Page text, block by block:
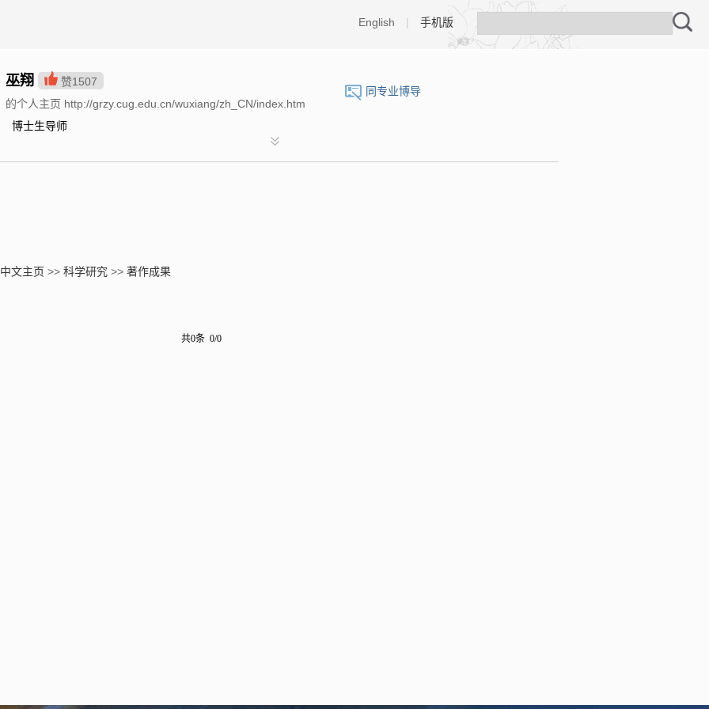
English | 手机版
同专业博导
巫翔 赞1507
的个人主页 http://grzy.cug.edu.cn/wuxiang/zh_CN/index.htm
博士生导师
中文主页 >> 科学研究 >> 著作成果
共0条 0/0